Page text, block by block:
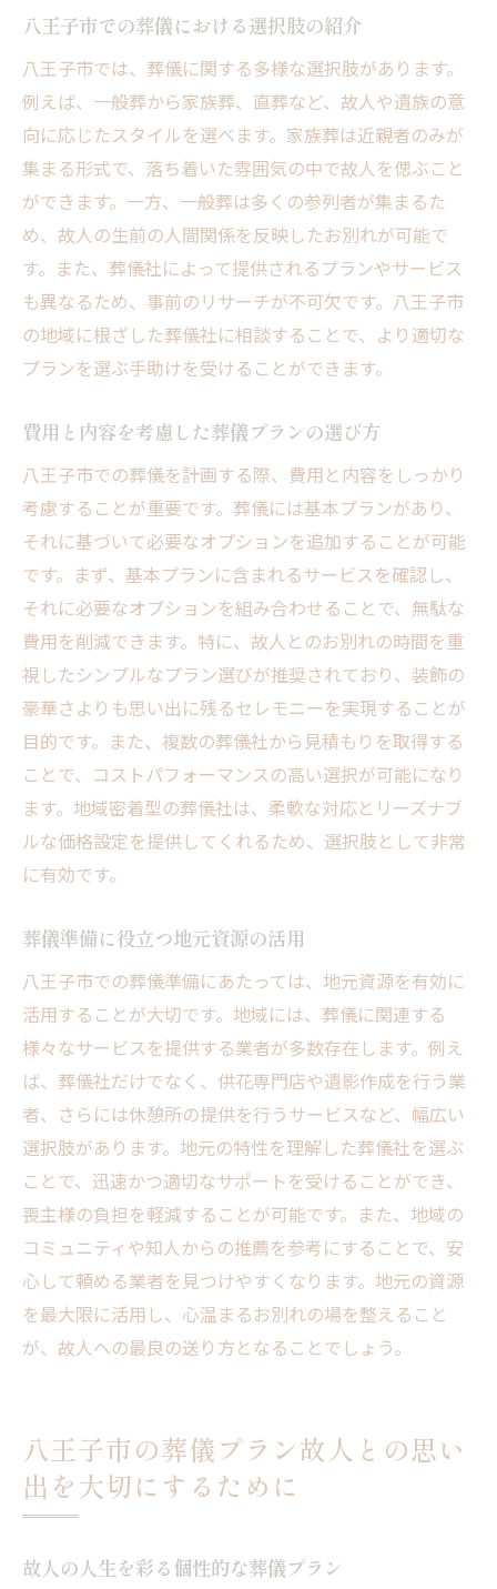
八王子市での葬儀における選択肢の紹介
八王子市では、葬儀に関する多様な選択肢があります。
例えば、一般葬から家族葬、直葬など、故人や遺族の意
向に応じたスタイルを選べます。家族葬は近親者のみが
集まる形式で、落ち着いた雰囲気の中で故人を偲ぶこと
ができます。一方、一般葬は多くの参列者が集まるた
め、故人の生前の人間関係を反映したお別れが可能で
す。また、葬儀社によって提供されるプランやサービス
も異なるため、事前のリサーチが不可欠です。八王子市
の地域に根ざした葬儀社に相談することで、より適切な
プランを選ぶ手助けを受けることができます。
費用と内容を考慮した葬儀プランの選び方
八王子市での葬儀を計画する際、費用と内容をしっかり
考慮することが重要です。葬儀には基本プランがあり、
それに基づいて必要なオプションを追加することが可能
です。まず、基本プランに含まれるサービスを確認し、
それに必要なオプションを組み合わせることで、無駄な
費用を削減できます。特に、故人とのお別れの時間を重
視したシンプルなプラン選びが推奨されており、装飾の
豪華さよりも思い出に残るセレモニーを実現することが
目的です。また、複数の葬儀社から見積もりを取得する
ことで、コストパフォーマンスの高い選択が可能になり
ます。地域密着型の葬儀社は、柔軟な対応とリーズナブ
ルな価格設定を提供してくれるため、選択肢として非常
に有効です。
葬儀準備に役立つ地元資源の活用
八王子市での葬儀準備にあたっては、地元資源を有効に
活用することが大切です。地域には、葬儀に関連する
様々なサービスを提供する業者が多数存在します。例え
ば、葬儀社だけでなく、供花専門店や遺影作成を行う業
者、さらには休憩所の提供を行うサービスなど、幅広い
選択肢があります。地元の特性を理解した葬儀社を選ぶ
ことで、迅速かつ適切なサポートを受けることができ、
喪主様の負担を軽減することが可能です。また、地域の
コミュニティや知人からの推薦を参考にすることで、安
心して頼める業者を見つけやすくなります。地元の資源
を最大限に活用し、心温まるお別れの場を整えること
が、故人への最良の送り方となることでしょう。
八王子市の葬儀プラン故人との思い
出を大切にするために
故人の人生を彩る個性的な葬儀プラン